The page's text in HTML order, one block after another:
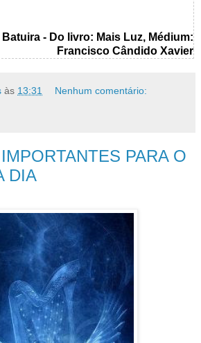
- Do livro: Mais Luz, Médium:
Francisco Cândido Xavier
às 13:31 Nenhum comentário:
PARA O
DIA